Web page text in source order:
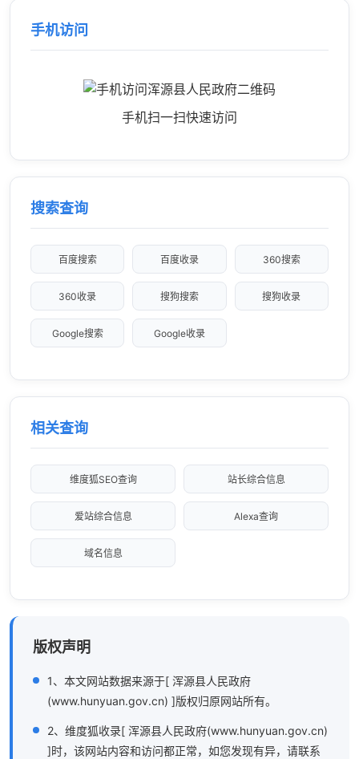
手机访问
手机扫一扫快速访问
搜索查询
百度搜索 百度收录 360搜索
360收录 搜狗搜索 搜狗收录
Google搜索 Google收录
相关查询
维度狐SEO查询 站长综合信息
爱站综合信息 Alexa查询
域名信息
版权声明
1、本文网站数据来源于[ 浑源县人民政府
(www.hunyuan.gov.cn) ]版权归原网站所有。
2、维度狐收录[ 浑源县人民政府(www.hunyuan.gov.cn)
]时，该网站内容和访问都正常，如您发现有异，请联系